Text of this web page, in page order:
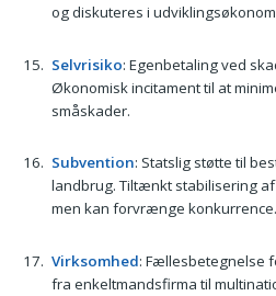
og diskuteres i
Selvrisiko: Egenbetaling ved
Økonomisk incitament til at
småskader.
Subvention: Statslig støtte til
landbrug. Tiltænkt stabilisering
men kan forvrænge konkurrence.
Virksomhed: Fællesbetegnelse
fra enkeltmandsfirma til